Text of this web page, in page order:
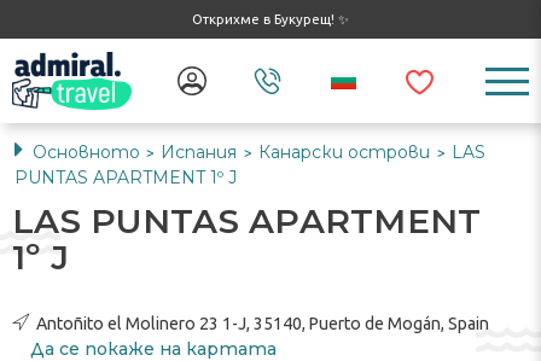
Открихме в Букурещ! ✨
Основното > Испания > Канарски острови >
LAS
PUNTAS APARTMENT 1º J
LAS PUNTAS APARTMENT
1º J
Antoñito el Molinero 23 1-J, 35140, Puerto de Mogán, Spain
Да се ​​покаже на картата